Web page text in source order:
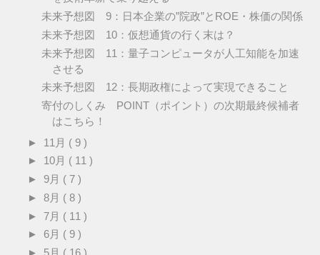
未来予想図 9：日本企業の”院政”とROE・株価の関係
未来予想図 10：仮想通貨の行く末は？
未来予想図 11：量子コンピュータが人工知能を加速
させる
未来予想図 12：長期政権によって実現できること
寄付のしくみ POINT（ポイント）の次期最終候補者
はこちら！
► 11月 ( 9 )
► 10月 ( 11 )
► 9月 ( 7 )
► 8月 ( 8 )
► 7月 ( 11 )
► 6月 ( 9 )